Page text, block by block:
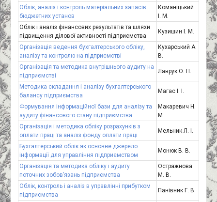
Облік, аналіз і контроль матеріальних запасів
бюджетних установ
Команіцький
І. М.
Облік і аналіз фінансових результатів та шляхи
підвищення ділової активності підприємства
Кузишин І. М.
Організація ведення бухгалтерського обліку,
аналізу та контролю на підприємстві
Кухарський А.
В.
Організація та методика внутрішнього аудиту на
підприємстві
Лаврук О. П.
Методика складання і аналізу бухгалтерського
балансу підприємства
Магас І. І.
Формування інформаційної бази для аналізу та
аудиту фінансового стану підприємства
Макаревич Н.
М.
Організація і методика обліку розрахунків з
оплати праці та аналіз фонду оплати праці
Мельник Л. І.
Бухгалтерський облік як основне джерело
інформації для управління підприємством
Монюк В. В.
Організація та методика обліку і аудиту
поточних зобов’язань підприємства
Остражнова
М. В.
Облік, контроль і аналіз в управлінні прибутком
підприємства
Панівник Г. В.